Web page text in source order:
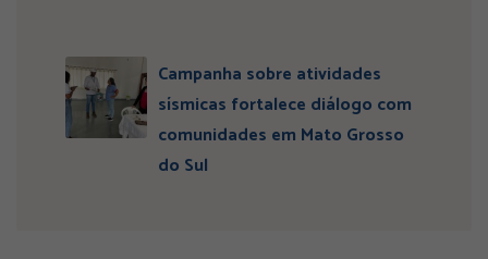
Campanha sobre atividades
sísmicas fortalece diálogo com
comunidades em Mato Grosso
do Sul